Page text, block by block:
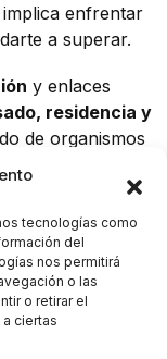
tecnologías como
del
nos permitirá
o las
o retirar el
ciertas
enfrentar
a superar.
y enlaces
residencia y
de organismos